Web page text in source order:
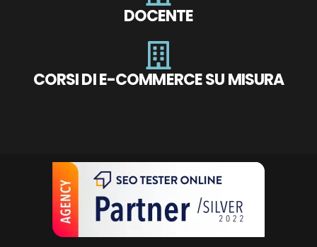
DOCENTE
CORSI DI E-COMMERCE SU MISURA